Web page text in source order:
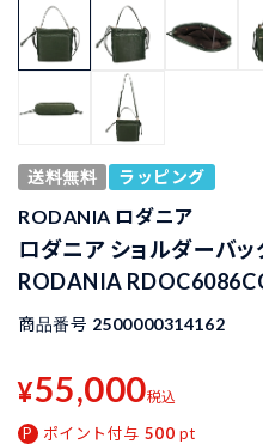
送料無料 ラッピング
RODANIA ロダニア
ロダニア ショルダーバッ
RODANIA
商品番号 2500000314162
¥55,000税込
ポイント付与 500 pt